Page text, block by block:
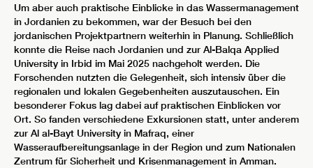
Um aber auch praktische Einblicke in das Wassermanagement
in Jordanien zu bekommen, war der Besuch bei den
jordanischen Projektpartnern weiterhin in Planung. Schließlich
konnte die Reise nach Jordanien und zur Al-Balqa Applied
University in Irbid im Mai 2025 nachgeholt werden. Die
Forschenden nutzten die Gelegenheit, sich intensiv über die
regionalen und lokalen Gegebenheiten auszutauschen. Ein
besonderer Fokus lag dabei auf praktischen Einblicken vor
Ort. So fanden verschiedene Exkursionen statt, unter anderem
zur Al al-Bayt University in Mafraq, einer
Wasseraufbereitungsanlage in der Region und zum Nationalen
Zentrum für Sicherheit und Krisenmanagement in Amman.